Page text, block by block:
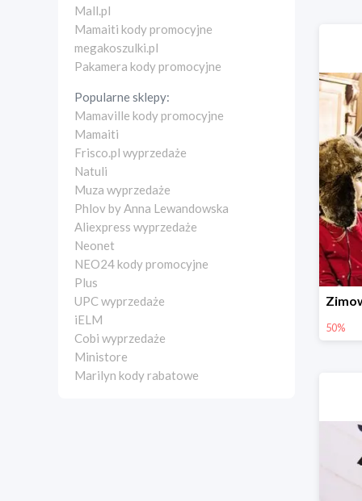
Mall.pl
Mamaiti kody promocyjne
megakoszulki.pl
Pakamera kody promocyjne
Popularne sklepy:
Mamaville kody promocyjne
Mamaiti
Frisco.pl wyprzedaże
Natuli
Muza wyprzedaże
Phlov by Anna Lewandowska
Aliexpress wyprzedaże
Neonet
NEO24 kody promocyjne
Plus
UPC wyprzedaże
iELM
Cobi wyprzedaże
Ministore
Marilyn kody rabatowe
50%